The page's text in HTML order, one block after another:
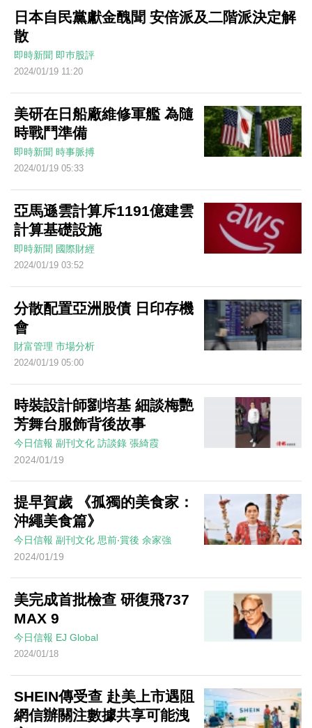
日本自民黨獻金醜聞 安倍派及二階派決定解
散
即時新聞 即巿股評
2024/01/19 11:20
美研在日船廠維修軍艦 為隨
時戰鬥準備
即時新聞 時事脈搏
2024/01/19 05:33
亞馬遜雲計算斥1191億建雲
計算基礎設施
即時新聞 國際財經
2024/01/19 03:52
分散配置亞洲股債 日印存機
會
財富管理 市場分析
2024/01/19 05:00
時裝設計師劉培基 細談梅艷
芳舞台服飾背後故事
今日信報 副刊文化 訪談錄 張綺霞
2024/01/19
提早賀歲 《孤獨的美食家：
沖繩美食篇》
今日信報 副刊文化 思前‧賞後 余家強
2024/01/19
美完成首批檢查 研復飛737
MAX 9
今日信報 EJ Global
2024/01/18
SHEIN傳受查 赴美上市遇阻
網信辦關注數據共享可能洩